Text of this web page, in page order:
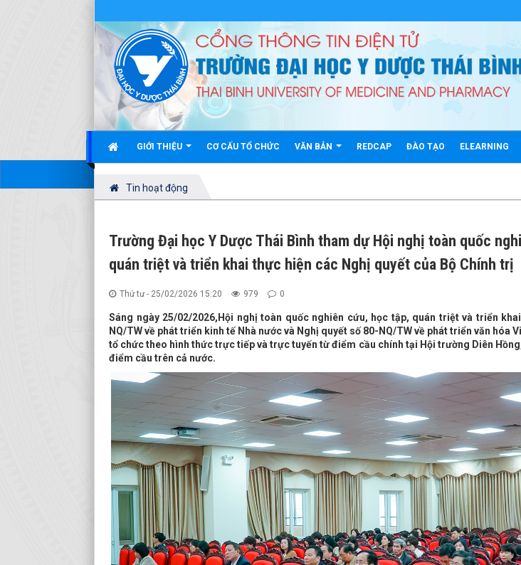
GIỚI THIỆU CƠ CẤU TỔ CHỨC VĂN BẢN REDCAP ĐÀO TẠO ELEARNING
Tin hoạt động
Trường Đại học Y Dược Thái Bình tham dự Hội nghị toàn quốc
quán triệt và triển khai thực hiện các Nghị quyết của Bộ Chính trị
Thứ tư - 25/02/2026 15:20 979 0
Sáng ngày 25/02/2026,Hội nghị toàn quốc nghiên cứu, học tập, quán triệt và triển
NQ/TW về phát triển kinh tế Nhà nước và Nghị quyết số 80-NQ/TW về phát triển văn hóa
tổ chức theo hình thức trực tiếp và trực tuyến từ điểm cầu chính tại Hội trường Diên
điểm cầu trên cả nước.